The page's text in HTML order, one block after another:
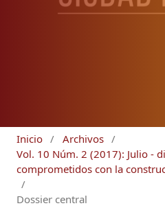
Inicio / Archivos /
Vol. 10 Núm. 2 (2017): Julio -
comprometidos con la
/
Dossier central